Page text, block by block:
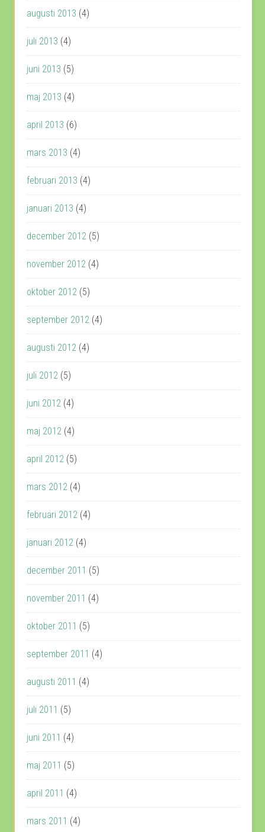
augusti 2013 (4)
juli 2013 (4)
juni 2013 (5)
maj 2013 (4)
april 2013 (6)
mars 2013 (4)
februari 2013 (4)
januari 2013 (4)
december 2012 (5)
november 2012 (4)
oktober 2012 (5)
september 2012 (4)
augusti 2012 (4)
juli 2012 (5)
juni 2012 (4)
maj 2012 (4)
april 2012 (5)
mars 2012 (4)
februari 2012 (4)
januari 2012 (4)
december 2011 (5)
november 2011 (4)
oktober 2011 (5)
september 2011 (4)
augusti 2011 (4)
juli 2011 (5)
juni 2011 (4)
maj 2011 (5)
april 2011 (4)
mars 2011 (4)